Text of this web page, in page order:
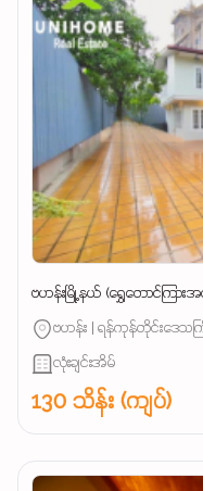
ဗဟန်းမြို့နယ် (ရွှေတောင်ကြားအ
ဗဟန်း | ရန်ကုန်တိုင်းဒေသက
လုံးချင်းအိမ်
130 သိန်း (ကျပ်)